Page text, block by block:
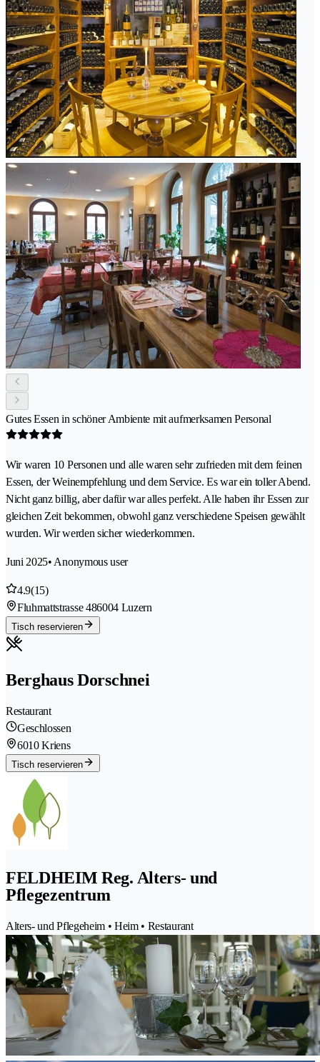
Gutes Essen in schöner Ambiente mit aufmerksamen Personal
Wir waren 10 Personen und alle waren sehr zufrieden mit dem feinen
Essen, der Weinempfehlung und dem Service. Es war ein toller Abend.
Nicht ganz billig, aber dafür war alles perfekt. Alle haben ihr Essen zur
gleichen Zeit bekommen, obwohl ganz verschiedene Speisen gewählt
wurden. Wir werden sicher wiederkommen.
Juni 2025• Anonymous user
4.9(15)
Fluhmattstrasse 486004 Luzern
Tisch reservieren
Berghaus Dorschnei
Restaurant
Geschlossen
6010 Kriens
Tisch reservieren
FELDHEIM Reg. Alters- und
Pflegezentrum
Alters- und Pflegeheim • Heim • Restaurant